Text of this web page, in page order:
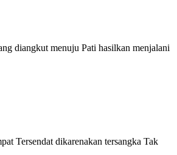
diangkut menuju Pati hasilkan menjalani
Tersendat dikarenakan tersangka Tak